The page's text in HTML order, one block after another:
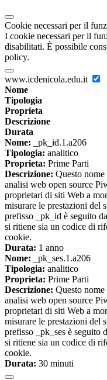
Cookie necessari per il
I cookie necessari per il
disabilitati. È possibile
policy.
www.icdenicola.edu.it
Nome
Tipologia
Proprieta
Descrizione
Durata
Nome: _pk_id.1.a206
Tipologia: analitico
Proprieta: Prime Parti
Descrizione: Questo
analisi web open source
proprietari di siti Web a
misurare le prestazioni del
prefisso _pk_id è seguito
si ritiene sia un codice di
cookie.
Durata: 1 anno
Nome: _pk_ses.1.a206
Tipologia: analitico
Proprieta: Prime Parti
Descrizione: Questo
analisi web open source
proprietari di siti Web a
misurare le prestazioni del
prefisso _pk_ses è seguito
si ritiene sia un codice di
cookie.
Durata: 30 minuti